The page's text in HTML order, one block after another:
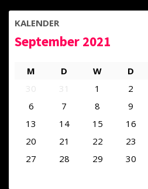
KALENDER
September 2021
M D W D
30
31 1 2
6
7 8 9
13
14 15 16
20
21 22 23
27
28 29 30